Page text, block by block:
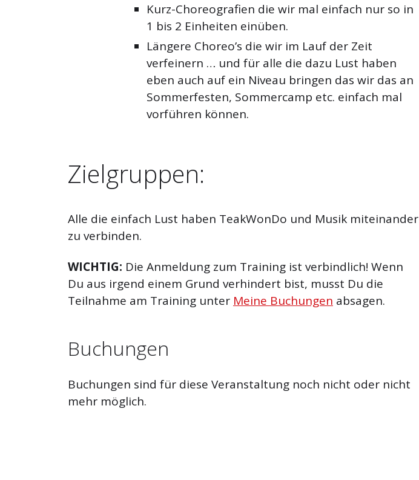
Kurz-Choreografien die wir mal einfach nur so in
1 bis 2 Einheiten einüben.
Längere Choreo’s die wir im Lauf der Zeit
verfeinern … und für alle die dazu Lust haben
eben auch auf ein Niveau bringen das wir das an
Sommerfesten, Sommercamp etc. einfach mal
vorführen können.
Zielgruppen:
Alle die einfach Lust haben TeakWonDo und Musik miteinander
zu verbinden.
WICHTIG: Die Anmeldung zum Training ist verbindlich! Wenn
Du aus irgend einem Grund verhindert bist, musst Du die
Teilnahme am Training unter Meine Buchungen absagen.
Buchungen
Buchungen sind für diese Veranstaltung noch nicht oder nicht
mehr möglich.